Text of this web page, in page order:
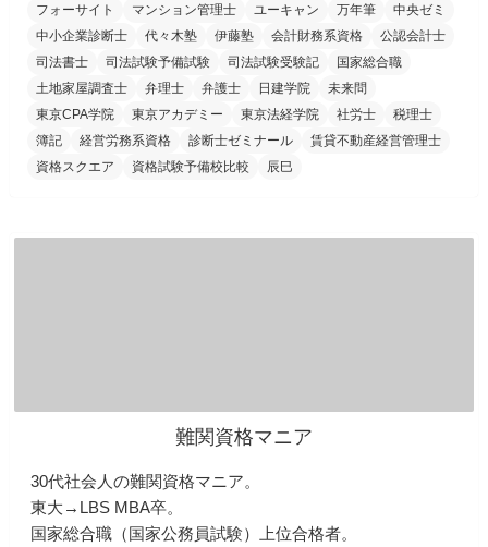
フォーサイト
マンション管理士 ユーキャン 万年筆
中央ゼミ
中小企業診断士
代々木塾 伊藤塾 会計財務系資格
公認会計士
司法書士
司法試験予備試験 司法試験受験記
国家総合職
土地家屋調査士
弁理士 弁護士 日建学院
未来問
東京CPA学院
東京アカデミー 東京法経学院 社労士
税理士
簿記
経営労務系資格 診断士ゼミナール
賃貸不動産経営管理士
資格スクエア
資格試験予備校比較 辰巳
難関資格マニア
30代社会人の難関資格マニア。
東大→LBS MBA卒。
国家総合職（国家公務員試験）上位合格者。